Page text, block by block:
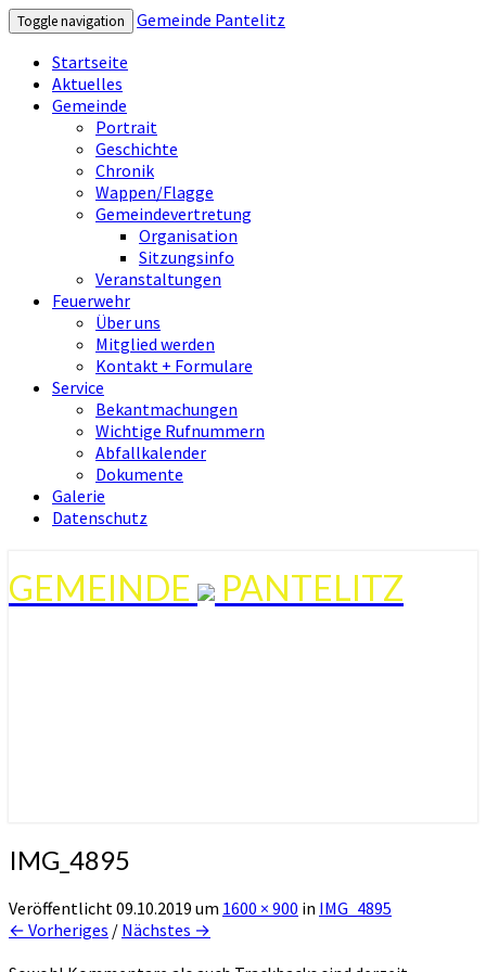
Toggle navigation
Gemeinde Pantelitz
Startseite
Aktuelles
Gemeinde
Portrait
Geschichte
Chronik
Wappen/Flagge
Gemeindevertretung
Organisation
Sitzungsinfo
Veranstaltungen
Feuerwehr
Über uns
Mitglied werden
Kontakt + Formulare
Service
Bekantmachungen
Wichtige Rufnummern
Abfallkalender
Dokumente
Galerie
Datenschutz
GEMEINDE PANTELITZ
IMG_4895
Veröffentlicht09.10.2019 um 1600 × 900 in IMG_4895
← Vorheriges / Nächstes →